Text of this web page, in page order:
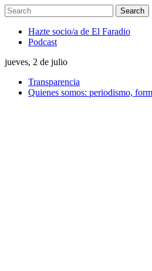
Hazte socio/a de El Faradio
Podcast
jueves, 2 de julio
Transparencia
Quienes somos: periodismo,